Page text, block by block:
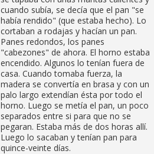
cuando subía, se decía que el pan "se
había rendido" (que estaba hecho). Lo
cortaban a rodajas y hacían un pan.
Panes redondos, los panes
"cabezones" de ahora. El horno estaba
encendido. Algunos lo tenían fuera de
casa. Cuando tomaba fuerza, la
madera se convertía en brasa y con un
palo largo extendían ésta por todo el
horno. Luego se metía el pan, un poco
separados entre si para que no se
pegaran. Estaba más de dos horas allí.
Luego lo sacaban y tenían pan para
quince-veinte días.